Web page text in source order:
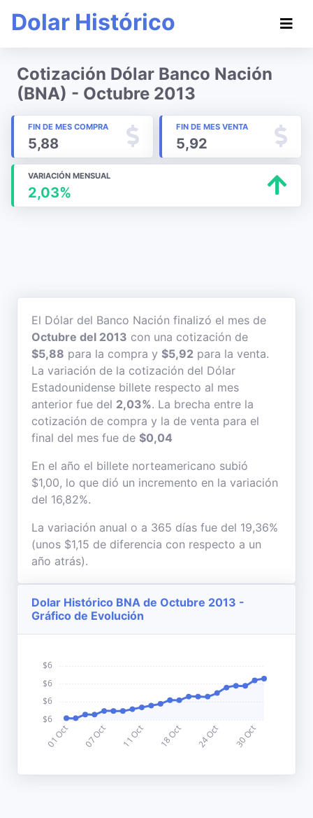
Dolar Histórico
Cotización Dólar Banco Nación
(BNA) - Octubre 2013
FIN DE MES COMPRA
5,88
FIN DE MES VENTA
5,92
VARIACIÓN MENSUAL
2,03%
El Dólar del Banco Nación finalizó el mes de
Octubre del 2013 con una cotización de
$5,88 para la compra y $5,92 para la venta.
La variación de la cotización del Dólar
Estadounidense billete respecto al mes
anterior fue del 2,03%. La brecha entre la
cotización de compra y la de venta para el
final del mes fue de $0,04
En el año el billete norteamericano subió
$1,00, lo que dió un incremento en la variación
del 16,82%.
La variación anual o a 365 días fue del 19,36%
(unos $1,15 de diferencia con respecto a un
año atrás).
Dolar Histórico BNA de Octubre 2013 -
Gráfico de Evolución